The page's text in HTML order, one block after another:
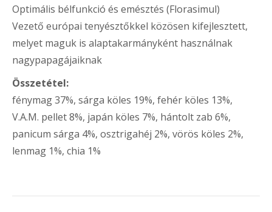
Optimális bélfunkció és emésztés (Florasimul)
Vezető európai tenyésztőkkel közösen kifejlesztett,
melyet maguk is alaptakarmányként használnak
nagypapagájaiknak
Összetétel:
fénymag 37%, sárga köles 19%, fehér köles 13%,
V.A.M. pellet 8%, japán köles 7%, hántolt zab 6%,
panicum sárga 4%, osztrigahéj 2%, vörös köles 2%,
lenmag 1%, chia 1%